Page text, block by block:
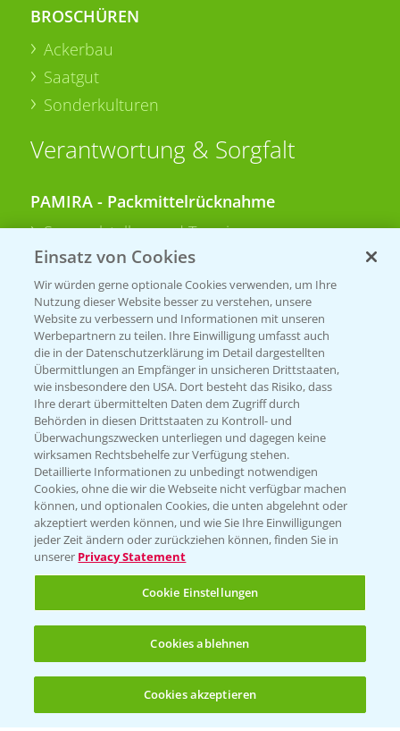
(noch 4)
BROSCHÜREN
Ackerbau
Saatgut
Sonderkulturen
Verantwortung & Sorgfalt
PAMIRA - Packmittelrücknahme
Sammelstellen und Termine
PRE - Chemikalien sicher entsorgen
Sammelstellen und Termine
Kontakt & Notfall
Beratung auf WhatsApp
T.+49 (0)174 346 564 1
KONTAKT
Hilfe in Notfällen
T.+49 (0)214/30-20220
Folgen Sie uns
Einsatz von Cookies
Wir würden gerne optionale Cookies verwenden, um Ihre
Nutzung dieser Website besser zu verstehen, unsere
Website zu verbessern und Informationen mit unseren
Werbepartnern zu teilen. Ihre Einwilligung umfasst auch
die in der Datenschutzerklärung im Detail dargestellten
Übermittlungen an Empfänger in unsicheren Drittstaaten,
wie insbesondere den USA. Dort besteht das Risiko, dass
Ihre derart übermittelten Daten dem Zugriff durch
Behörden in diesen Drittstaaten zu Kontroll- und
Überwachungszwecken unterliegen und dagegen keine
wirksamen Rechtsbehelfe zur Verfügung stehen.
Detaillierte Informationen zu unbedingt notwendigen
Cookies, ohne die wir die Webseite nicht verfügbar machen
können, und optionalen Cookies, die unten abgelehnt oder
akzeptiert werden können, und wie Sie Ihre Einwilligungen
jeder Zeit ändern oder zurückziehen können, finden Sie in
unserer Privacy Statement
Cookie Einstellungen
Cookies ablehnen
Cookies akzeptieren